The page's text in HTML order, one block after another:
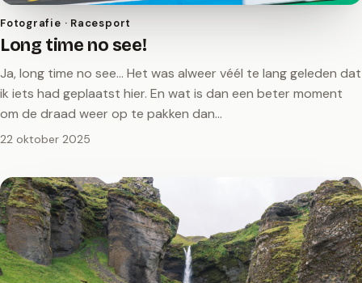
Fotografie · Racesport
Long time no see!
Ja, long time no see… Het was alweer véél te lang geleden dat
ik iets had geplaatst hier. En wat is dan een beter moment
om de draad weer op te pakken dan…
22 oktober 2025